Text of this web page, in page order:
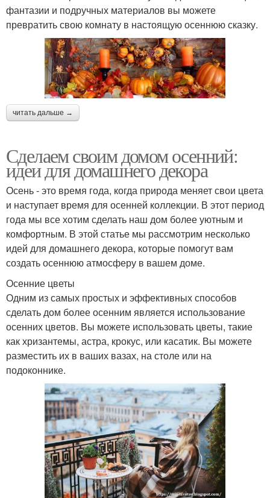
фантазии и подручных материалов вы можете
превратить свою комнату в настоящую осеннюю сказку.
читать дальше →
Сделаем своим домом осенний:
идеи для домашнего декора
Осень - это время года, когда природа меняет свои цвета
и наступает время для осенней коллекции. В этот период
года мы все хотим сделать наш дом более уютным и
комфортным. В этой статье мы рассмотрим несколько
идей для домашнего декора, которые помогут вам
создать осеннюю атмосферу в вашем доме.
Осенние цветы
Одним из самых простых и эффективных способов
сделать дом более осенним является использование
осенних цветов. Вы можете использовать цветы, такие
как хризантемы, астра, крокус, или касатик. Вы можете
разместить их в ваших вазах, на столе или на
подоконнике.